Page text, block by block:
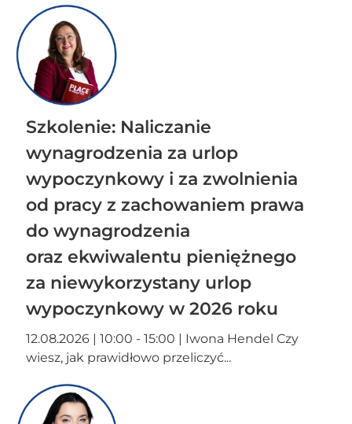
Szkolenie: Naliczanie
wynagrodzenia za urlop
wypoczynkowy i za zwolnienia
od pracy z zachowaniem prawa
do wynagrodzenia
oraz ekwiwalentu pieniężnego
za niewykorzystany urlop
wypoczynkowy w 2026 roku
12.08.2026 | 10:00 - 15:00 | Iwona Hendel Czy
wiesz, jak prawidłowo przeliczyć...